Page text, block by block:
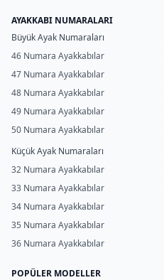
AYAKKABI NUMARALARI
Büyük Ayak Numaraları
46 Numara Ayakkabılar
47 Numara Ayakkabılar
48 Numara Ayakkabılar
49 Numara Ayakkabılar
50 Numara Ayakkabılar
Küçük Ayak Numaraları
32 Numara Ayakkabılar
33 Numara Ayakkabılar
34 Numara Ayakkabılar
35 Numara Ayakkabılar
36 Numara Ayakkabılar
POPÜLER MODELLER